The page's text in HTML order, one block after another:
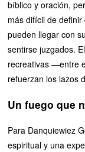
bíblico y oración,
más difícil de
pueden llegar con
sentirse juzgados.
recreativas —entre
refuerzan los lazos
Un fuego que
Para Danquiewiez
espiritual y una